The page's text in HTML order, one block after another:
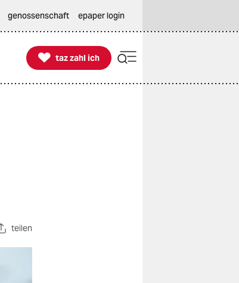
genossenschaft epaper login

taz zahl ich
taz zahl ich
teilen